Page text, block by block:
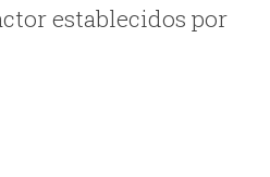
establecidos por